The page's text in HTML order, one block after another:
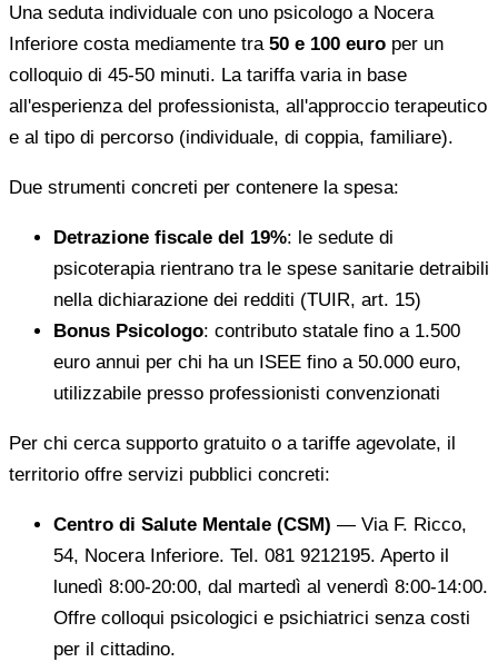
Una seduta individuale con uno psicologo a Nocera
Inferiore costa mediamente tra 50 e 100 euro per un
colloquio di 45-50 minuti. La tariffa varia in base
all'esperienza del professionista, all'approccio terapeutico
e al tipo di percorso (individuale, di coppia, familiare).
Due strumenti concreti per contenere la spesa:
Detrazione fiscale del 19%: le sedute di
psicoterapia rientrano tra le spese sanitarie detraibili
nella dichiarazione dei redditi (TUIR, art. 15)
Bonus Psicologo: contributo statale fino a 1.500
euro annui per chi ha un ISEE fino a 50.000 euro,
utilizzabile presso professionisti convenzionati
Per chi cerca supporto gratuito o a tariffe agevolate, il
territorio offre servizi pubblici concreti:
Centro di Salute Mentale (CSM) — Via F. Ricco,
54, Nocera Inferiore. Tel. 081 9212195. Aperto il
lunedì 8:00-20:00, dal martedì al venerdì 8:00-14:00.
Offre colloqui psicologici e psichiatrici senza costi
per il cittadino.